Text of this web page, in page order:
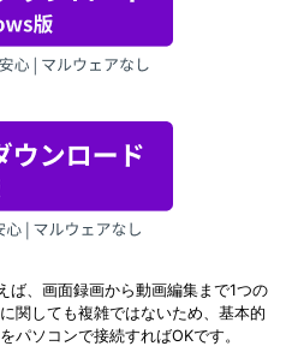
、画面録画から動画編集まで1つの
関しても複雑ではないため、基本的
パソコンで接続すればOKです。